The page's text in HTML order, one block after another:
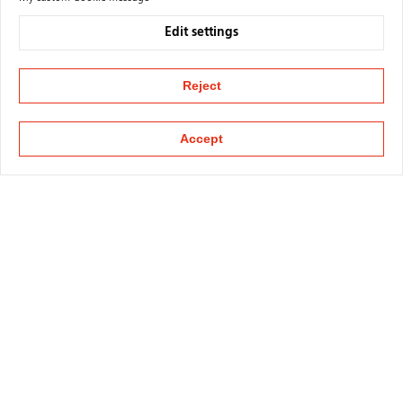
Edit settings
Reject
Accept